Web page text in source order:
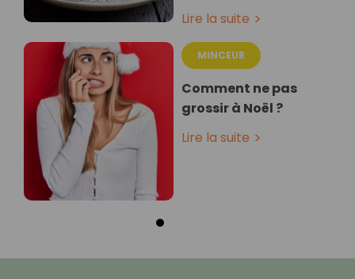
Lire la suite
MINCEUR
Comment ne pas
grossir à Noël ?
Lire la suite